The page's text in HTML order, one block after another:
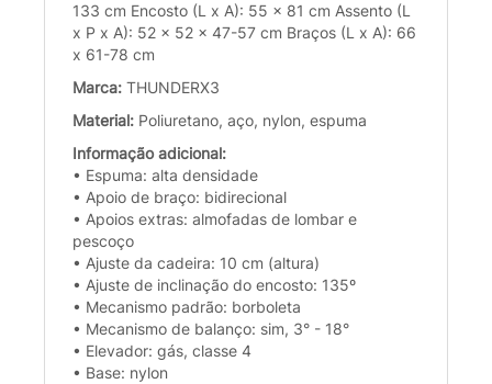
133 cm Encosto (L x A): 55 x 81 cm Assento (L
x P x A): 52 x 52 x 47-57 cm Braços (L x A): 66
x 61-78 cm
Marca: THUNDERX3
Material: Poliuretano, aço, nylon, espuma
Informação adicional:
• Espuma: alta densidade
• Apoio de braço: bidirecional
• Apoios extras: almofadas de lombar e
pescoço
• Ajuste da cadeira: 10 cm (altura)
• Ajuste de inclinação do encosto: 135º
• Mecanismo padrão: borboleta
• Mecanismo de balanço: sim, 3° - 18°
• Elevador: gás, classe 4
• Base: nylon